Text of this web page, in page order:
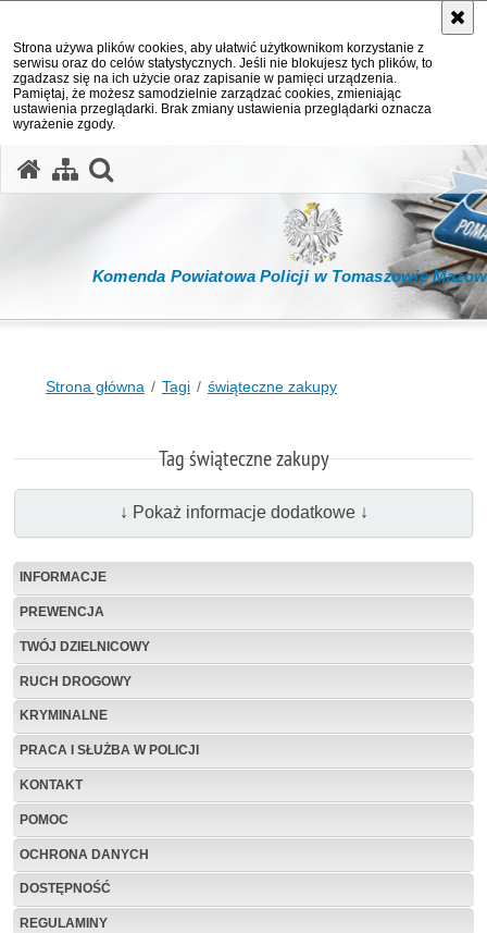
Strona używa plików cookies, aby ułatwić użytkownikom korzystanie z
serwisu oraz do celów statystycznych. Jeśli nie blokujesz tych plików, to
zgadzasz się na ich użycie oraz zapisanie w pamięci urządzenia.
Pamiętaj, że możesz samodzielnie zarządzać cookies, zmieniając
ustawienia przeglądarki. Brak zmiany ustawienia przeglądarki oznacza
wyrażenie zgody.
Komenda Powiatowa Policji w Tomaszowie
Strona główna Tagi świąteczne zakupy
Tag świąteczne zakupy
↓ Pokaż informacje dodatkowe ↓
INFORMACJE
PREWENCJA
TWÓJ DZIELNICOWY
RUCH DROGOWY
KRYMINALNE
PRACA I SŁUŻBA W POLICJI
KONTAKT
POMOC
OCHRONA DANYCH
DOSTĘPNOŚĆ
REGULAMINY